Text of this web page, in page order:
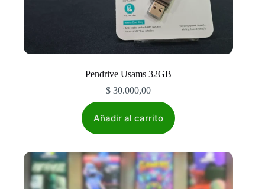
Pendrive Usams 32GB
$ 30.000,00
Añadir al carrito